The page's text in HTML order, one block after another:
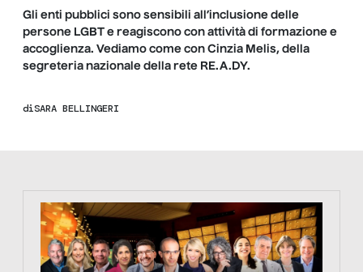
Gli enti pubblici sono sensibili all’inclusione delle
persone LGBT e reagiscono con attività di formazione e
accoglienza. Vediamo come con Cinzia Melis, della
segreteria nazionale della rete RE.A.DY.
diSARA BELLINGERI
https://tinyurl.com/363fvfm9